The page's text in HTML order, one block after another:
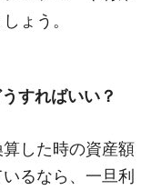
ょう。
すればいい？
した時の資産額
るなら、一旦利